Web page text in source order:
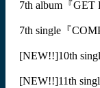
7th album『
7th single『
[NEW!!]10th
[NEW!!]11th